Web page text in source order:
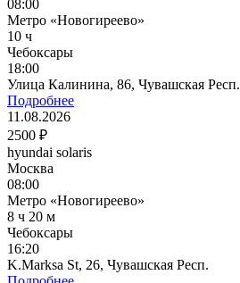
08:00
Метро «Новогиреево»
10 ч
Чебоксары
18:00
Улица Калинина, 86, Чувашская Респ.
Подробнее
11.08.2026
2500 ₽
hyundai solaris
Москва
08:00
Метро «Новогиреево»
8 ч 20 м
Чебоксары
16:20
K.Marksa St, 26, Чувашская Респ.